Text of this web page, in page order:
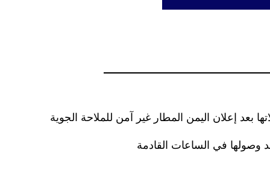
إعلان اليمن المطار غير آمن للملاحة الجوية